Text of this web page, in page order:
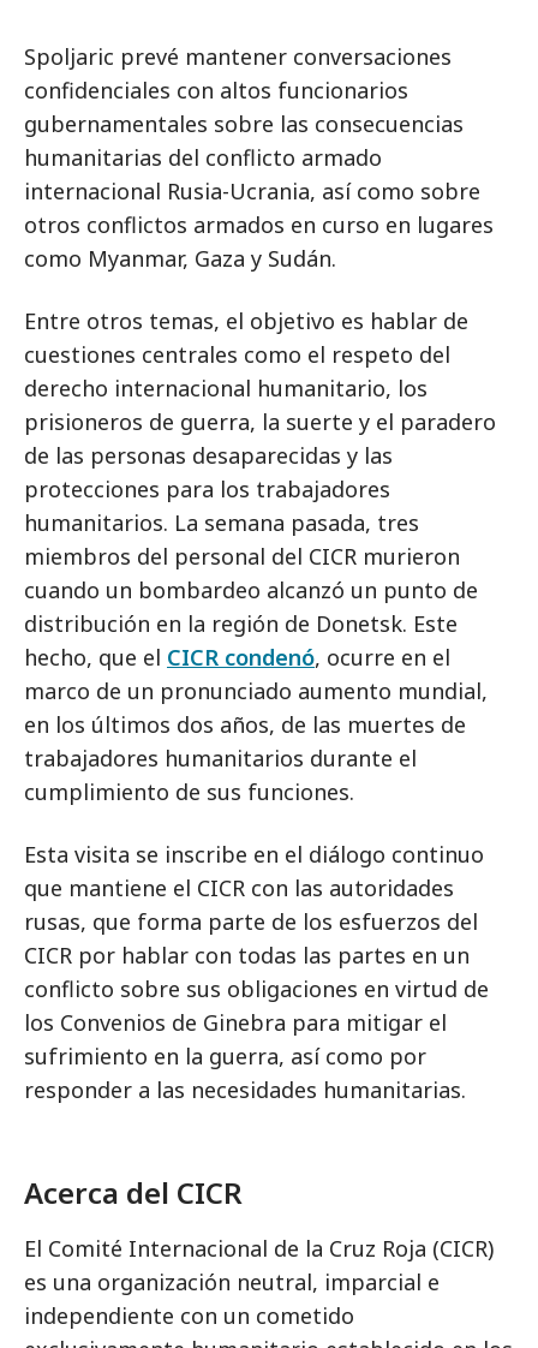
Spoljaric prevé mantener conversaciones
confidenciales con altos funcionarios
gubernamentales sobre las consecuencias
humanitarias del conflicto armado
internacional Rusia-Ucrania, así como sobre
otros conflictos armados en curso en lugares
como Myanmar, Gaza y Sudán.
Entre otros temas, el objetivo es hablar de
cuestiones centrales como el respeto del
derecho internacional humanitario, los
prisioneros de guerra, la suerte y el paradero
de las personas desaparecidas y las
protecciones para los trabajadores
humanitarios. La semana pasada, tres
miembros del personal del CICR murieron
cuando un bombardeo alcanzó un punto de
distribución en la región de Donetsk. Este
hecho, que el CICR condenó, ocurre en el
marco de un pronunciado aumento mundial,
en los últimos dos años, de las muertes de
trabajadores humanitarios durante el
cumplimiento de sus funciones.
Esta visita se inscribe en el diálogo continuo
que mantiene el CICR con las autoridades
rusas, que forma parte de los esfuerzos del
CICR por hablar con todas las partes en un
conflicto sobre sus obligaciones en virtud de
los Convenios de Ginebra para mitigar el
sufrimiento en la guerra, así como por
responder a las necesidades humanitarias.
Acerca del CICR
El Comité Internacional de la Cruz Roja (CICR)
es una organización neutral, imparcial e
independiente con un cometido